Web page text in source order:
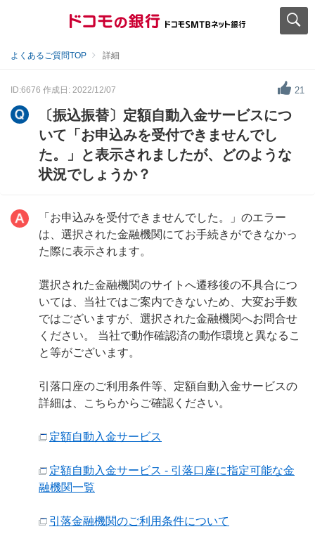
よくあるご質問TOP 詳細
ID:6676 作成日: 2022/12/07 21
〔振込振替〕定額自動入金サービスにつ
いて「お申込みを受付できませんでし
た。」と表示されましたが、どのような
状況でしょうか？
「お申込みを受付できませんでした。」のエラー
は、選択された金融機関にてお手続きができなかっ
た際に表示されます。
選択された金融機関のサイトへ遷移後の不具合につ
いては、当社ではご案内できないため、大変お手数
ではございますが、選択された金融機関へお問合せ
ください。 当社で動作確認済の動作環境と異なるこ
と等がございます。
引落口座のご利用条件等、定額自動入金サービスの
詳細は、こちらからご確認ください。
定額自動入金サービス
定額自動入金サービス - 引落口座に指定可能な金
融機関一覧
引落金融機関のご利用条件について